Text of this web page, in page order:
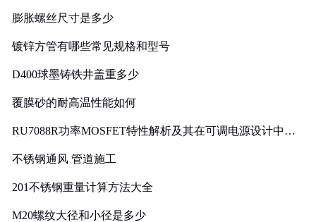
膨胀螺丝尺寸是多少
镀锌方管有哪些常见规格和型号
D400球墨铸铁井盖重多少
覆膜砂的耐高温性能如何
RU7088R功率MOSFET特性解析及其在可调电源设计中的
不锈钢通风 管道施工
201不锈钢重量计算方法大全
M20螺纹大径和小径是多少